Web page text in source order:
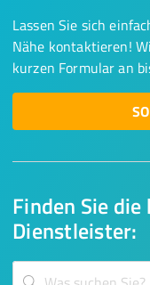
Finden Sie
Dienstleister:
Lassen Sie sich
Nähe kontaktieren!
kurzen Formular an